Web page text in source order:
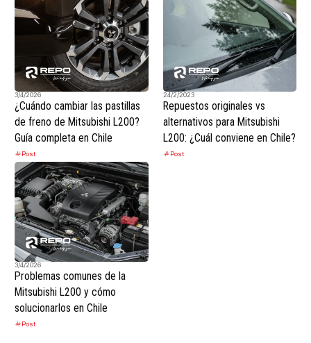
3/4/2026
¿Cuándo cambiar las pastillas
de freno de Mitsubishi L200?
Guía completa en Chile
Post
24/2/2023
Repuestos originales vs
alternativos para Mitsubishi
L200: ¿Cuál conviene en Chile?
Post
3/4/2026
Problemas comunes de la
Mitsubishi L200 y cómo
solucionarlos en Chile
Post